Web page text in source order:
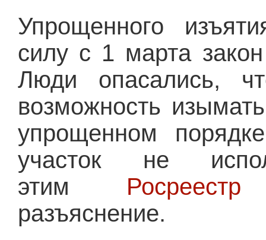
Упрощенного
силу с 1 марта
Люди опасались,
возможность
упрощенном
участок не
этим Росреестр
разъяснение.